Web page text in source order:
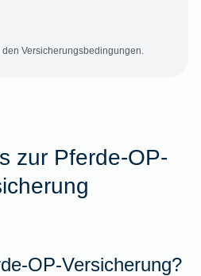
Versicherungsbedingungen.
zur Pferde-OP-
OP-Versicherung?